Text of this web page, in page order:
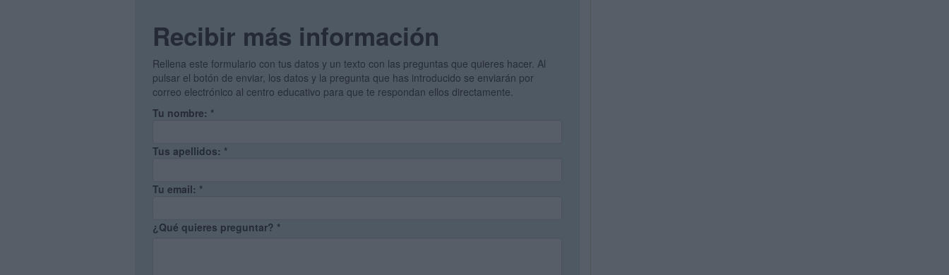
Recibir más información
Rellena este formulario con tus datos y un texto con las preguntas que quieres hacer. Al
pulsar el botón de enviar, los datos y la pregunta que has introducido se enviarán por
correo electrónico al centro educativo para que te respondan ellos directamente.
Tu nombre: *
Tus apellidos: *
Tu email: *
¿Qué quieres preguntar? *